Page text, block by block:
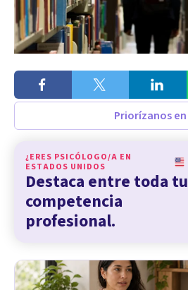
Priorízanos en
¿ERES PSICÓLOGO/A EN
ESTADOS UNIDOS
Destaca entre toda tu
competencia
profesional.